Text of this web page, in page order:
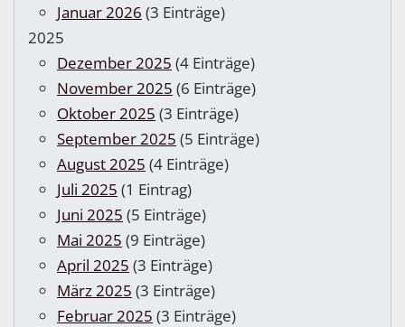
Januar 2026 (3 Einträge)
2025
Dezember 2025 (4 Einträge)
November 2025 (6 Einträge)
Oktober 2025 (3 Einträge)
September 2025 (5 Einträge)
August 2025 (4 Einträge)
Juli 2025 (1 Eintrag)
Juni 2025 (5 Einträge)
Mai 2025 (9 Einträge)
April 2025 (3 Einträge)
März 2025 (3 Einträge)
Februar 2025 (3 Einträge)